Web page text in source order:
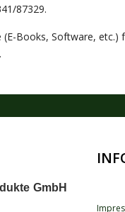
87329.
(E-Books, Software, etc.)
GmbH